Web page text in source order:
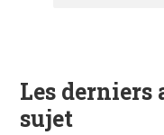
Les derniers
sujet